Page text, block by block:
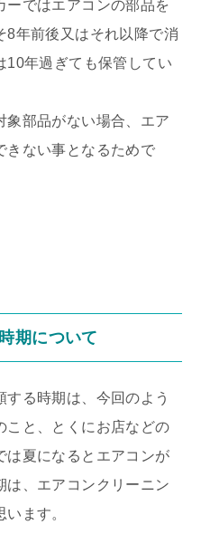
ーではエアコンの部品を
8年前後又はそれ以降で消
10年過ぎても保管してい
象部品がない場合、エア
きない事となるためで
期について
る時期は、今回のよう
こと、とくにお店などの
は夏になるとエアコンが
は、エアコンクリーニン
ます。